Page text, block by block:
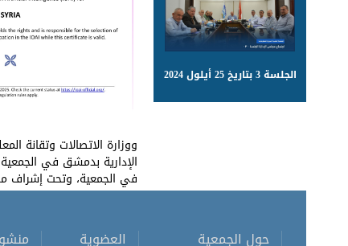
ووزارة الاتصالات وتقانة
في الجمعية، وتحت إشراف
الجلسة 3 بتاريخ 25 أيلول 2024
حول الجمعية العضوية